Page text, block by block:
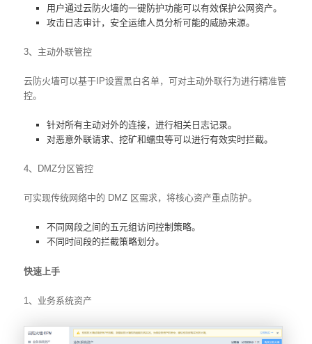
用户通过云防火墙的一键防护功能可以有效保护公网资产。
攻击日志审计，安全运维人员分析可能的威胁来源。
3、主动外联管控
云防火墙可以基于IP设置黑白名单，可对主动外联行为进行精准管
控。
针对所有主动对外的连接，进行相关日志记录。
对恶意外联请求、挖矿和蠕虫等可以进行有效实时拦截。
4、DMZ分区管控
可实现传统网络中的 DMZ 区需求，将核心资产重点防护。
不同网段之间的五元组访问控制策略。
不同时间段的拦截策略划分。
快速上手
1、业务系统资产